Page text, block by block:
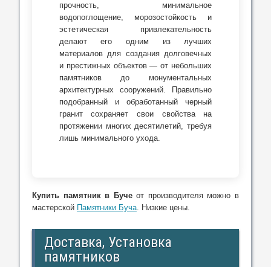
прочность, минимальное
водопоглощение, морозостойкость и
эстетическая привлекательность
делают его одним из лучших
материалов для создания долговечных
и престижных объектов — от небольших
памятников до монументальных
архитектурных сооружений. Правильно
подобранный и обработанный черный
гранит сохраняет свои свойства на
протяжении многих десятилетий, требуя
лишь минимального ухода.
Купить памятник в Бучеот производителя можно в
мастерской Памятники Буча. Низкие цены.
Доставка, Установка
памятников